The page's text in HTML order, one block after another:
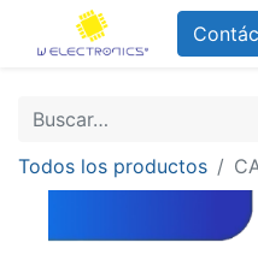
Todos los productos